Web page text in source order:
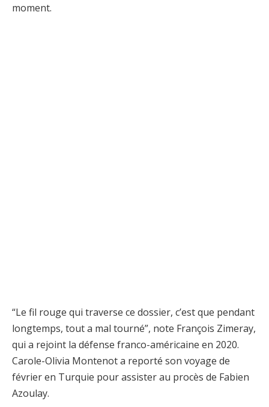
moment.
“Le fil rouge qui traverse ce dossier, c’est que pendant
longtemps, tout a mal tourné”, note François Zimeray,
qui a rejoint la défense franco-américaine en 2020.
Carole-Olivia Montenot a reporté son voyage de
février en Turquie pour assister au procès de Fabien
Azoulay.